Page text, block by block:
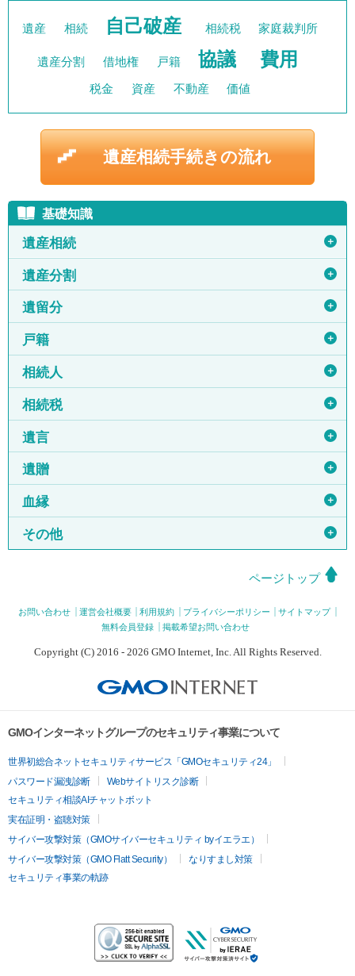
遺産 相続 自己破産 相続税 家庭裁判所
遺産分割 借地権 戸籍 協議 費用
税金 資産 不動産 価値
遺産相続手続きの流れ
基礎知識
遺産相続 ＋
遺産分割 ＋
遺留分 ＋
戸籍 ＋
相続人 ＋
相続税 ＋
遺言 ＋
遺贈 ＋
血縁 ＋
その他 ＋
ページトップ
お問い合わせ 運営会社概要 利用規約 プライバシーポリシー
サイトマップ
無料会員登録
掲載希望お問い合わせ
Copyright (C) 2016 - 2026 GMO Internet, Inc. All Rights Reserved.
GMOインターネットグループのセキュリティ事業について
世界初総合ネットセキュリティサービス「GMOセキュリティ24」
パスワード漏洩診断
Webサイトリスク診断
セキュリティ相談AIチャットボット
実在証明・盗聴対策
サイバー攻撃対策（GMOサイバーセキュリティ byイエラエ）
サイバー攻撃対策（GMO Flatt Security）
なりすまし対策
セキュリティ事業の軌跡